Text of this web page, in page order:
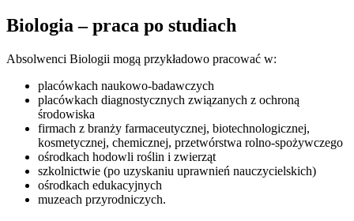
Biologia – praca po studiach
Absolwenci Biologii mogą przykładowo pracować w:
placówkach naukowo-badawczych
placówkach diagnostycznych związanych z ochroną
środowiska
firmach z branży farmaceutycznej, biotechnologicznej,
kosmetycznej, chemicznej, przetwórstwa rolno-spożywczego
ośrodkach hodowli roślin i zwierząt
szkolnictwie (po uzyskaniu uprawnień nauczycielskich)
ośrodkach edukacyjnych
muzeach przyrodniczych.